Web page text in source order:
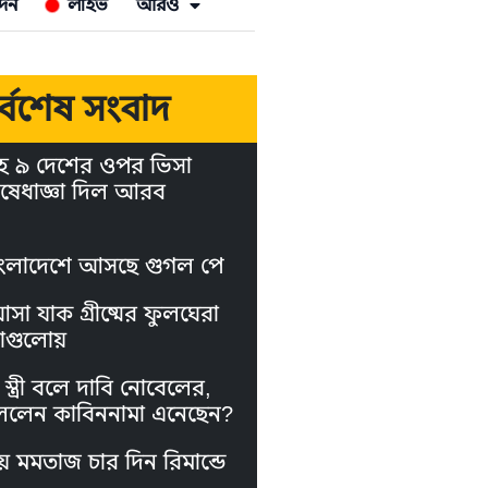
লাইভ আরও
সংবাদ
৯ দেশের ওপর ভিসা
দিল আরব
আসছে গুগল পে
যাক গ্রীষ্মের ফুলঘেরা
বলে দাবি নোবেলের,
কাবিননামা এনেছেন?
মমতাজ চার দিন রিমান্ডে